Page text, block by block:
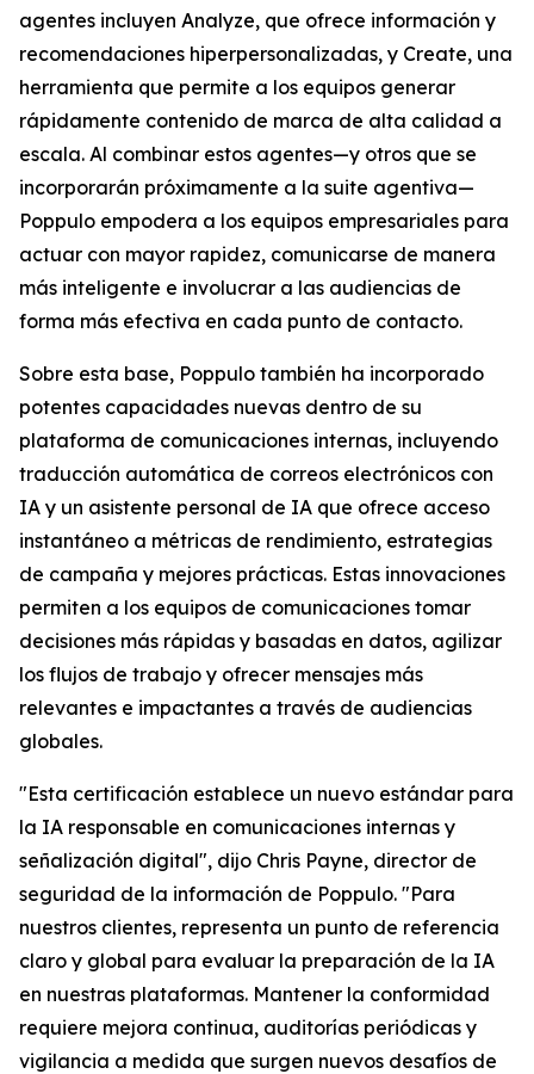
agentes incluyen Analyze, que ofrece información y
recomendaciones hiperpersonalizadas, y Create, una
herramienta que permite a los equipos generar
rápidamente contenido de marca de alta calidad a
escala. Al combinar estos agentes—y otros que se
incorporarán próximamente a la suite agentiva—
Poppulo empodera a los equipos empresariales para
actuar con mayor rapidez, comunicarse de manera
más inteligente e involucrar a las audiencias de
forma más efectiva en cada punto de contacto.
Sobre esta base, Poppulo también ha incorporado
potentes capacidades nuevas dentro de su
plataforma de comunicaciones internas, incluyendo
traducción automática de correos electrónicos con
IA y un asistente personal de IA que ofrece acceso
instantáneo a métricas de rendimiento, estrategias
de campaña y mejores prácticas. Estas innovaciones
permiten a los equipos de comunicaciones tomar
decisiones más rápidas y basadas en datos, agilizar
los flujos de trabajo y ofrecer mensajes más
relevantes e impactantes a través de audiencias
globales.
"Esta certificación establece un nuevo estándar para
la IA responsable en comunicaciones internas y
señalización digital", dijo Chris Payne, director de
seguridad de la información de Poppulo. "Para
nuestros clientes, representa un punto de referencia
claro y global para evaluar la preparación de la IA
en nuestras plataformas. Mantener la conformidad
requiere mejora continua, auditorías periódicas y
vigilancia a medida que surgen nuevos desafíos de